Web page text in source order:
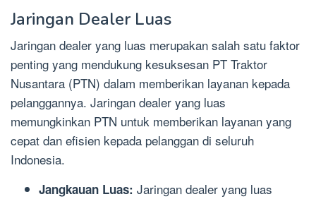
Jaringan Dealer Luas
Jaringan dealer yang luas merupakan salah satu faktor
penting yang mendukung kesuksesan PT Traktor
Nusantara (PTN) dalam memberikan layanan kepada
pelanggannya. Jaringan dealer yang luas
memungkinkan PTN untuk memberikan layanan yang
cepat dan efisien kepada pelanggan di seluruh
Indonesia.
Jangkauan Luas: Jaringan dealer yang luas